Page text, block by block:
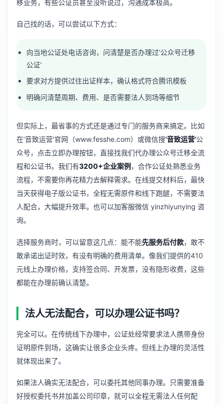
移业务，有些公证员甚至没听说过，沟通成本极高。
自己找的话，可以尝试以下方式：
向当地公证处电话咨询，问清楚是否办理过‘公众号迁移
公证’
要求对方提供过往出证样本，确认格式符合腾讯模板
明确问清楚周期、费用、是否需要法人到场等细节
但实际上，最省事的方式还是通过专门的服务商来搞定。比如
在‘音致运营’官网（www.fesshe.com）或微信搜‘音致运营’公
众号，点击立即办理按钮，直接找我们代办理公众号迁移全流
程和公证书。我们有3200+企业案例 ，合作公证处熟悉业务
流程，不需要你再花精力去解释需求。在线提交材料后，最快
当天获得电子版公证书，全程无需原件和线下跑腿，不需要法
人配合，大幅提升效率。也可以加客服微信 yinzhiyunying 咨
询。
选择服务商时，可以留意这几点：能不能先服务后付款，敢不
敢承诺出证时效，有没有明确的费用清单。像我们提供的410
元线上办理价格，支持签合同、开发票，没有隐形收费，这些
都能在办理前确认清楚。
法人无法配合，可以办理公证书吗？
完全可以。在传统线下办理中，公证处经常要求法人携带身份
证明原件到场，这确实让很多企业头疼。但线上办理的灵活性
就体现出来了。
如果法人确实无法配合，可以委托其他同事办理。只需要准备
好授权委托书并加盖公司印章，就可以全程无需法人任何配